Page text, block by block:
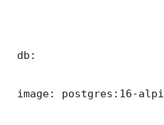
db:
image: postgres:16-